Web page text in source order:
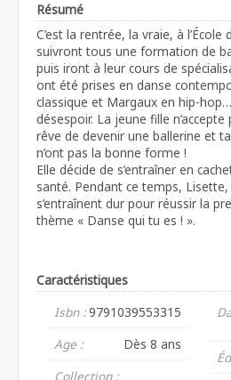
Résumé
C’est la rentrée, la vraie, à
suivront tous une formation de
puis iront à leur cours de
ont été prises en danse
classique et Margaux en hip-
désespoir. La jeune fille
rêve de devenir une ballerine et
n’ont pas la bonne forme !
Elle décide de s’entraîner en
santé. Pendant ce temps,
s’entraînent dur pour réussir la
thème « Danse qui tu es ! ».
Caractéristiques
Isbn :9791039553315
Age :
Dès 8 ans
Collection :